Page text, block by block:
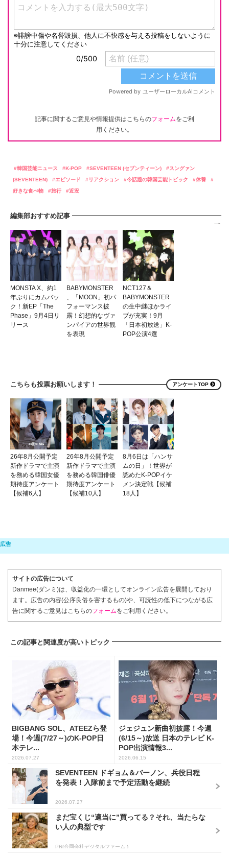
記事に関するご意見や情報提供はこちらのフォームをご利
用ください。
韓国芸能ニュース K-POP SEVENTEEN (セブンティーン)
スングァン
(SEVENTEEN)
エピソード リアクション 今話題の韓国芸能トピック
休養
好きな食べ物
旅行 近況
編集部おすすめ記事
MONSTA X、約1
年ぶりにカムバッ
ク！新EP「The
Phase」9月4日リ
リース
BABYMONSTER
、「MOON」初パ
フォーマンス披
露！幻想的なヴァ
ンパイアの世界観
を表現
NCT127＆
BABYMONSTER
の生中継ほかライ
ブが充実！9月
「日本初放送」K-
POP公演4選
こちらも投票お願いします！ アンケートTOP
26年8月公開予定
新作ドラマで主演
を務める韓国女優
期待度アンケート
【候補6人】
26年8月公開予定
新作ドラマで主演
を務める韓国俳優
期待度アンケート
【候補10人】
8月6日は「ハンサ
ムの日」！世界が
認めたK-POPイケ
メン決定戦【候補
18人】
サイトの広告について
Danmee(ダンミ)は、収益化の一環としてオンライン広告を展開しており
ます。広告の内容(公序良俗を害するもの)や、可読性の低下につながる広
告に関するご意見はこちらのフォームをご利用ください。
この記事と関連度が高いトピック
BIGBANG SOL、ATEEZら登
場！今週(7/27～)のK-POP日
本テレ...
2026.07.27
ジェジュン新曲初披露！今週
(6/15～)放送 日本のテレビ K-
POP出演情報3...
2026.06.15
SEVENTEEN ドギョム＆バーノン、兵役日程
を発表！入隊前まで予定活動を継続
2026.07.27
まだ宝くじ“適当に”買ってる？それ、当たらな
い人の典型です
PR(合同会社デジタルファーム )